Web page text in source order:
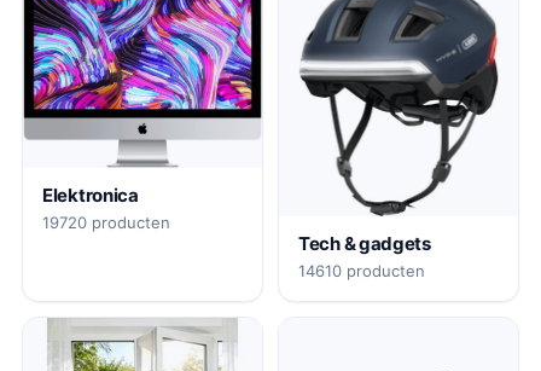
Elektronica
19720 producten
Tech & gadgets
14610 producten